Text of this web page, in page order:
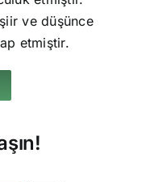
ve düşünce
etmiştir.